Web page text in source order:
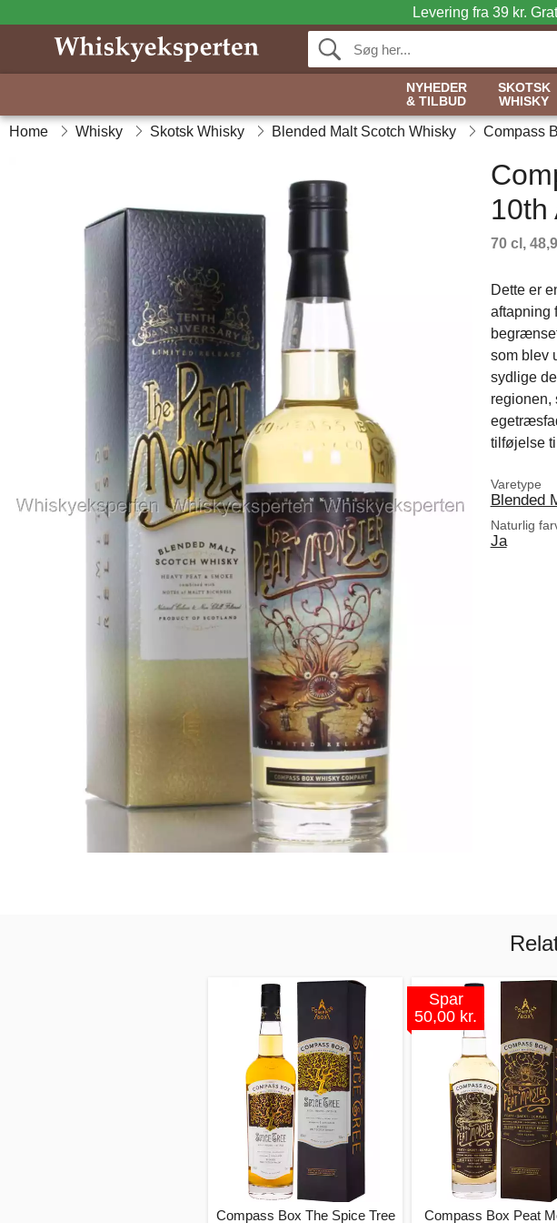
Levering fra 39 kr.
NYHEDER
& TILBUD
SKOTSK
WHISKY
Home Whisky Skotsk Whisky Blended Malt Scotch Whisky Compass
10th
70 cl,
Dette er
aftapning
som blev
sydlige
regionen,
tilføjelse
Varetype
Blended
Naturlig
Ja
Compass Box The Spice Tree
Spar
50,00 kr.
Compass Box Peat